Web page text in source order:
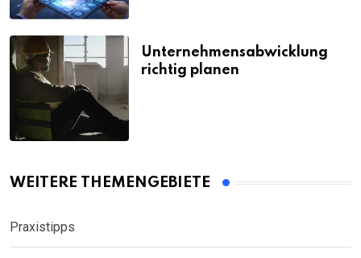
Unternehmensabwicklung
richtig planen
WEITERE THEMENGEBIETE
Praxistipps